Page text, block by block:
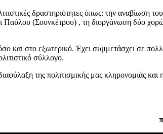
δραστηριότητες όπως: την αναβίωση
Παύλου (Σουνκέτρου) , τη διοργάνωση δύο
και στο εξωτερικό. Έχει συμμετάσχει σε
σύλλογο.
της πολιτισμικής μας κληρονομιάς και